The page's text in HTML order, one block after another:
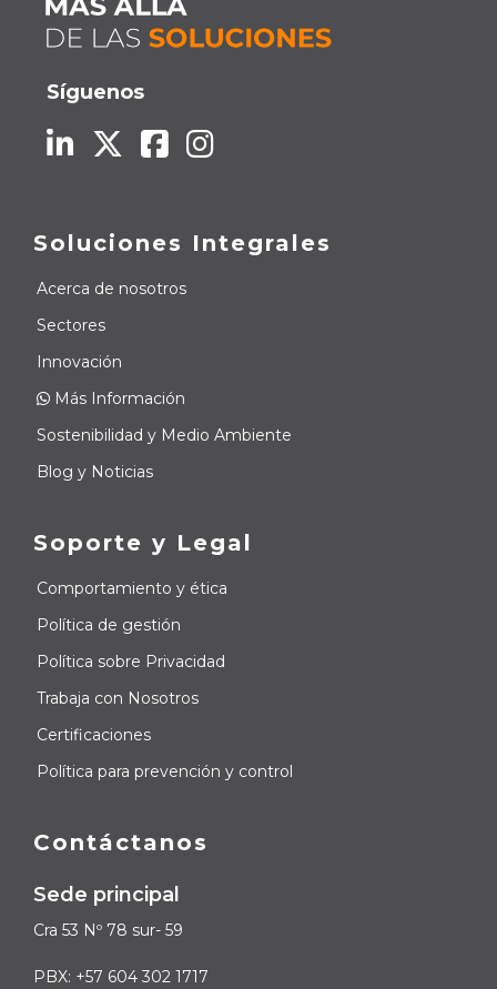
Síguenos
Soluciones Integrales
Acerca de nosotros
Sectores
Innovación
Más Información
Sostenibilidad y Medio Ambiente
Blog y Noticias
Soporte y Legal
Comportamiento y ética
Política de gestión
Política sobre Privacidad
Trabaja con Nosotros
Certificaciones
Política para prevención y control
Contáctanos
Sede principal
Cra 53 Nº 78 sur- 59
PBX: +57 604 302 1717